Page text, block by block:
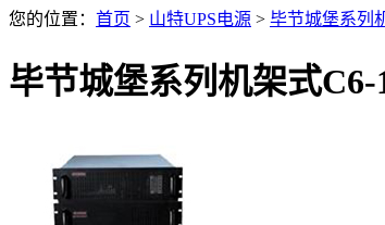
您的位置： 首页 > 山特UPS电源 > 毕节城堡系列
毕节城堡系列机架式C6-